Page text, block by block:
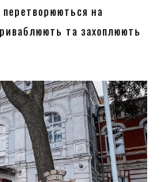
на
та захоплюють